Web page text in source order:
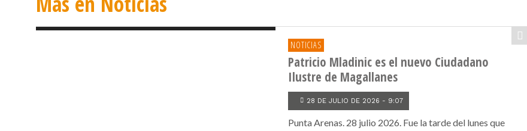
NOTICIAS
Patricio Mladinic es el nuevo Ciudadano
Ilustre de Magallanes
28 DE JULIO DE 2026 - 9:07
Punta Arenas. 28 julio 2026. Fue la tarde del lunes que